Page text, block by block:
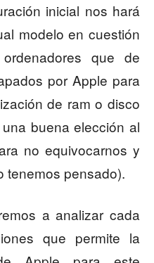
inicial nos hará
modelo en cuestión
que de
por Apple para
de ram o disco
buena elección al
no equivocarnos y
tenemos pensado).
a analizar cada
que permite la